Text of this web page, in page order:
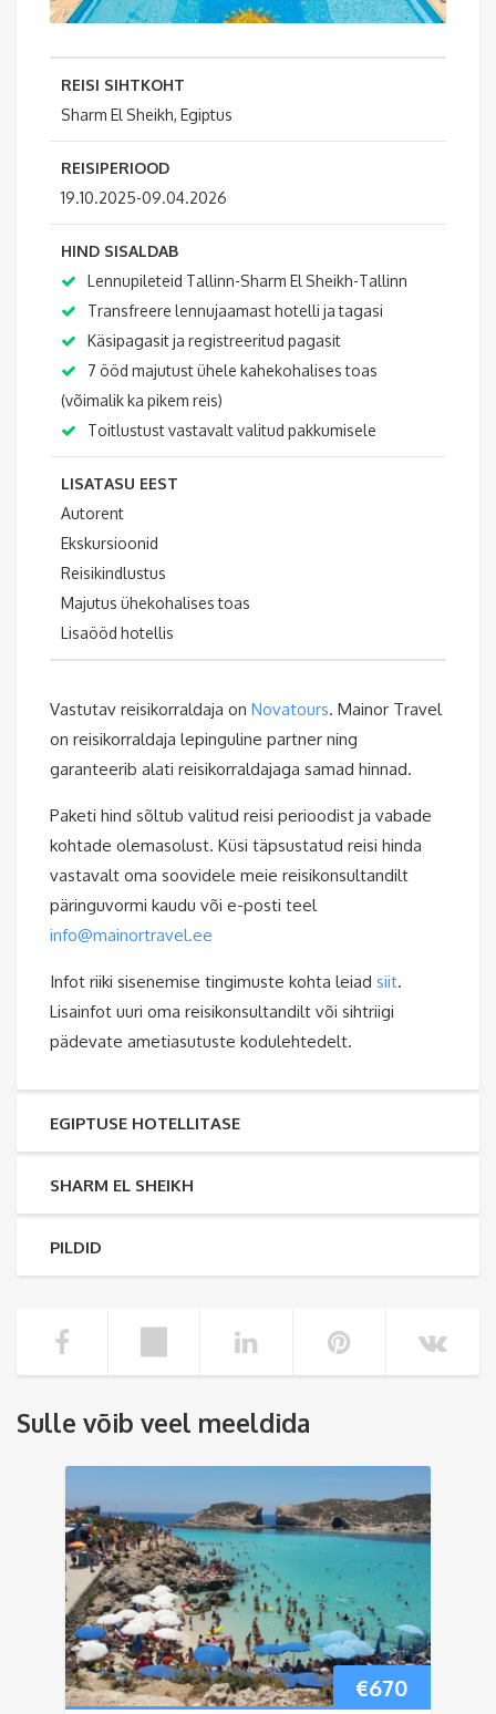
REISI SIHTKOHT
Sharm El Sheikh, Egiptus
REISIPERIOOD
19.10.2025-09.04.2026
HIND SISALDAB
Lennupileteid Tallinn-Sharm El Sheikh-Tallinn
Transfreere lennujaamast hotelli ja tagasi
Käsipagasit ja registreeritud pagasit
7 ööd majutust ühele kahekohalises toas
(võimalik ka pikem reis)
Toitlustust vastavalt valitud pakkumisele
LISATASU EEST
Autorent
Ekskursioonid
Reisikindlustus
Majutus ühekohalises toas
Lisaööd hotellis
Vastutav reisikorraldaja on Novatours. Mainor Travel
on reisikorraldaja lepinguline partner ning
garanteerib alati reisikorraldajaga samad hinnad.
Paketi hind sõltub valitud reisi perioodist ja vabade
kohtade olemasolust. Küsi täpsustatud reisi hinda
vastavalt oma soovidele meie reisikonsultandilt
päringuvormi kaudu või e-posti teel
info@mainortravel.ee
Infot riiki sisenemise tingimuste kohta leiad siit.
Lisainfot uuri oma reisikonsultandilt või sihtriigi
pädevate ametiasutuste kodulehtedelt.
EGIPTUSE HOTELLITASE
SHARM EL SHEIKH
PILDID
Sulle võib veel meeldida
€670